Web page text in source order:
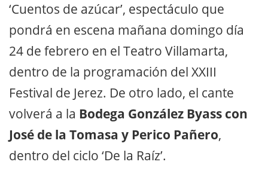
‘Cuentos de azúcar’, espectáculo que
pondrá en escena mañana domingo día
24 de febrero en el Teatro Villamarta,
dentro de la programación del XXIII
Festival de Jerez. De otro lado, el cante
volverá a la Bodega González Byass con
José de la Tomasa y Perico Pañero,
dentro del ciclo ‘De la Raíz’.